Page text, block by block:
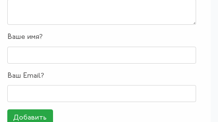
Ваше имя?
Ваш Email?
Добавить